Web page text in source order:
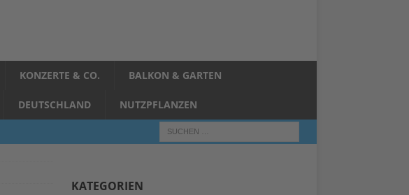
KONZERTE & CO. BALKON & GARTEN
DEUTSCHLAND NUTZPFLANZEN
KATEGORIEN